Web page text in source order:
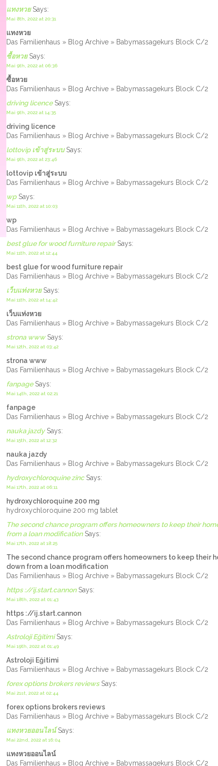
แทงหวยSays:
Mai 8th, 2022 at 20:31
แทงหวย
Das Familienhaus » Blog Archive » Babymassagekurs Block C/2
ซื้อหวยSays:
Mai 9th, 2022 at 06:36
ซื้อหวย
Das Familienhaus » Blog Archive » Babymassagekurs Block C/2
driving licenceSays:
Mai 9th, 2022 at 14:35
driving licence
Das Familienhaus » Blog Archive » Babymassagekurs Block C/2
lottovip เข้าสู่ระบบSays:
Mai 9th, 2022 at 23:46
lottovip เข้าสู่ระบบ
Das Familienhaus » Blog Archive » Babymassagekurs Block C/2
wpSays:
Mai 11th, 2022 at 10:03
wp
Das Familienhaus » Blog Archive » Babymassagekurs Block C/2
best glue for wood furniture repairSays:
Mai 11th, 2022 at 12:44
best glue for wood furniture repair
Das Familienhaus » Blog Archive » Babymassagekurs Block C/2
เว็บแท่งหวยSays:
Mai 11th, 2022 at 14:42
เว็บแท่งหวย
Das Familienhaus » Blog Archive » Babymassagekurs Block C/2
strona wwwSays:
Mai 12th, 2022 at 03:42
strona www
Das Familienhaus » Blog Archive » Babymassagekurs Block C/2
fanpageSays:
Mai 14th, 2022 at 02:21
fanpage
Das Familienhaus » Blog Archive » Babymassagekurs Block C/2
nauka jazdySays:
Mai 15th, 2022 at 12:32
nauka jazdy
Das Familienhaus » Blog Archive » Babymassagekurs Block C/2
hydroxychloroquine zincSays:
Mai 17th, 2022 at 06:11
hydroxychloroquine 200 mg
hydroxychloroquine 200 mg tablet
The second chance program offers homeowners to keep their
from a loan modificationSays:
Mai 17th, 2022 at 18:25
The second chance program offers homeowners to keep their
down from a loan modification
Das Familienhaus » Blog Archive » Babymassagekurs Block C/2
https ://ij.start.cannonSays:
Mai 18th, 2022 at 01:43
https ://ij.start.cannon
Das Familienhaus » Blog Archive » Babymassagekurs Block C/2
Astroloji EğitimiSays:
Mai 19th, 2022 at 01:49
Astroloji Eğitimi
Das Familienhaus » Blog Archive » Babymassagekurs Block C/2
forex options brokers reviewsSays:
Mai 21st, 2022 at 02:44
forex options brokers reviews
Das Familienhaus » Blog Archive » Babymassagekurs Block C/2
แทงหวยออนไลน์Says:
Mai 22nd, 2022 at 16:04
แทงหวยออนไลน์
Das Familienhaus » Blog Archive » Babymassagekurs Block C/2